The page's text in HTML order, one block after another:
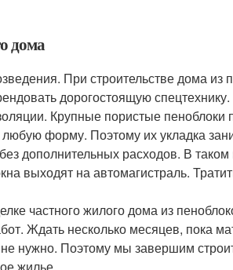
дома
При строительстве дома из
дорогостоящую
Крупные пористые
форму. Поэтому их укладка
дополнительных расходов. В
выходят на автомагистраль.
частного жилого дома из
Ждать несколько месяцев, пока
нужно. Поэтому мы завершим